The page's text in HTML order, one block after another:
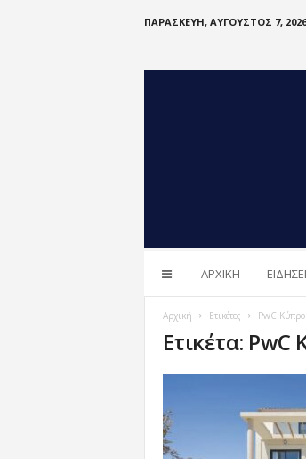
ΠΑΡΑΣΚΕΥΉ, ΑΎΓΟΥΣΤΟΣ 7, 2026
C
ΑΡΧΙΚΗ
Αρχική Ετικέτες PwC
Ετικέτα: